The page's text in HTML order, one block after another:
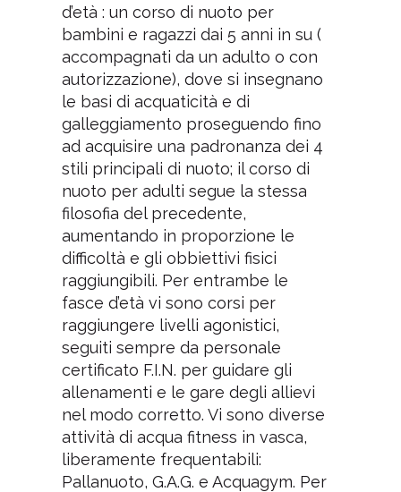
d’età : un corso di nuoto per
bambini e ragazzi dai 5 anni in su (
accompagnati da un adulto o con
autorizzazione), dove si insegnano
le basi di acquaticità e di
galleggiamento proseguendo fino
ad acquisire una padronanza dei 4
stili principali di nuoto; il corso di
nuoto per adulti segue la stessa
filosofia del precedente,
aumentando in proporzione le
difficoltà e gli obbiettivi fisici
raggiungibili. Per entrambe le
fasce d’età vi sono corsi per
raggiungere livelli agonistici,
seguiti sempre da personale
certificato F.I.N. per guidare gli
allenamenti e le gare degli allievi
nel modo corretto. Vi sono diverse
attività di acqua fitness in vasca,
liberamente frequentabili:
Pallanuoto, G.A.G. e Acquagym. Per